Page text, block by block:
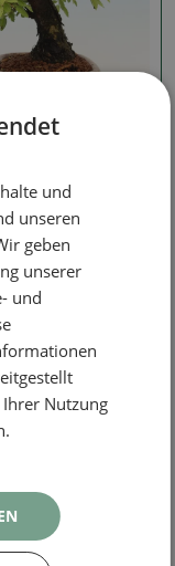
für draußen -
und
unseren
geben
unserer
und
Nutzung